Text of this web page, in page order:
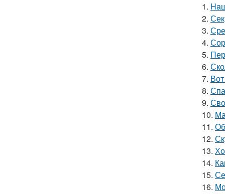
1.
2.
3.
4.
5.
6.
7.
8.
9.
10.
11.
12.
13.
14.
15.
16.